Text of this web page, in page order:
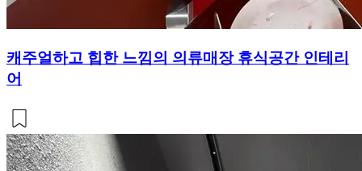
캐주얼하고 힙한 느낌의 의류매장 휴식공간 인테리
어